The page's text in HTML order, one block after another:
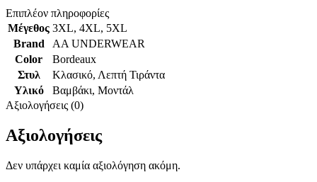
Επιπλέον πληροφορίες
Μέγεθος 3XL, 4XL, 5XL
Brand
AA UNDERWEAR
Color
Bordeaux
Στυλ
Κλασικό, Λεπτή Τιράντα
Υλικό
Βαμβάκι, Μοντάλ
Αξιολογήσεις (0)
Αξιολογήσεις
Δεν υπάρχει καμία αξιολόγηση ακόμη.